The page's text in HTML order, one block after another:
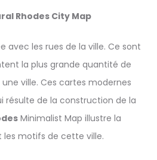
Rhodes City Map
avec les rues de la ville. Ce sont
la plus grande quantité de
ville. Ces cartes modernes
résulte de la construction de la
Minimalist Map illustre la
les motifs de cette ville.